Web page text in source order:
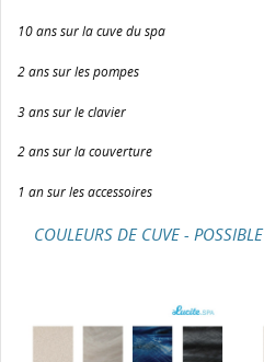
10 ans sur la cuve du spa
2 ans sur les pompes
3 ans sur le clavier
2 ans sur la couverture
1 an sur les accessoires
COULEURS DE CUVE - POSSIBLE